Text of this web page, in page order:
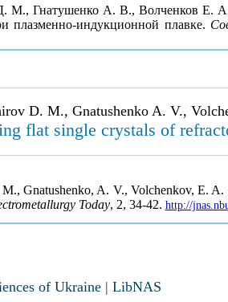
А. В., Волченков Е. А.
плазменно-индукционной плавке.
D. M., Gnatushenko A. V.,
flat single crystals of
Gnatushenko, A. V., Volchenkov, E.
Today, 2, 34-42. http://
of Ukraine | LibNAS